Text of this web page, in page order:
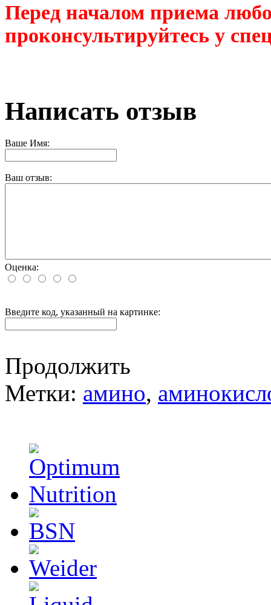
Перед началом приема
проконсультируйтесь у
Написать отзыв
Ваше Имя:
Ваш отзыв:
Оценка:
Введите код, указанный на картинке:
Продолжить
Метки: амино,